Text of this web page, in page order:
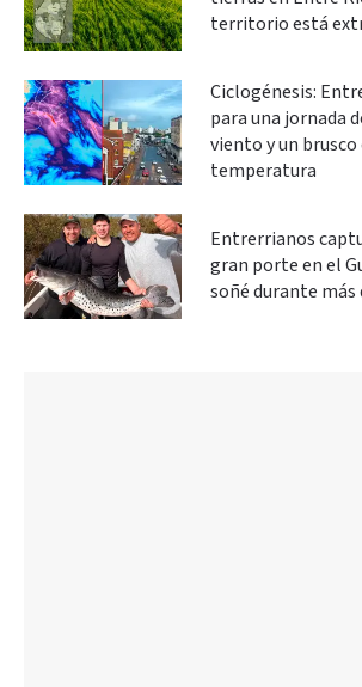
territorio está
Ciclogénesis:
para una jornada
viento y un brusco
temperatura
Entrerrianos
gran porte en el
soñé durante más